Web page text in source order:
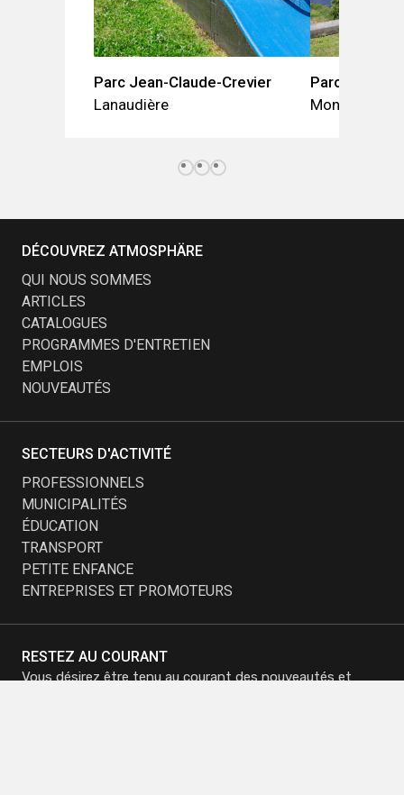
Parc Jean-Claude-Crevier
Lanaudière
Parc Archie-
Montréal
RESTEZ AU COURANT
Vous désirez être tenu au courant des nouveautés et
DÉCOUVREZ ATMOSPHÄRE
QUI NOUS SOMMES
ARTICLES
CATALOGUES
PROGRAMMES D'ENTRETIEN
EMPLOIS
NOUVEAUTÉS
SECTEURS D'ACTIVITÉ
PROFESSIONNELS
MUNICIPALITÉS
ÉDUCATION
TRANSPORT
PETITE ENFANCE
ENTREPRISES ET PROMOTEURS